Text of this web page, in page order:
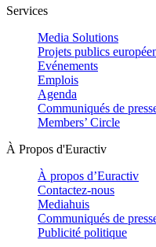
Services
Media Solutions
Projets publics
Evénements
Emplois
Agenda
Communiqués de
Members’ Circle
À Propos d'Euractiv
À propos d’Euractiv
Contactez-nous
Mediahuis
Communiqués de
Publicité politique